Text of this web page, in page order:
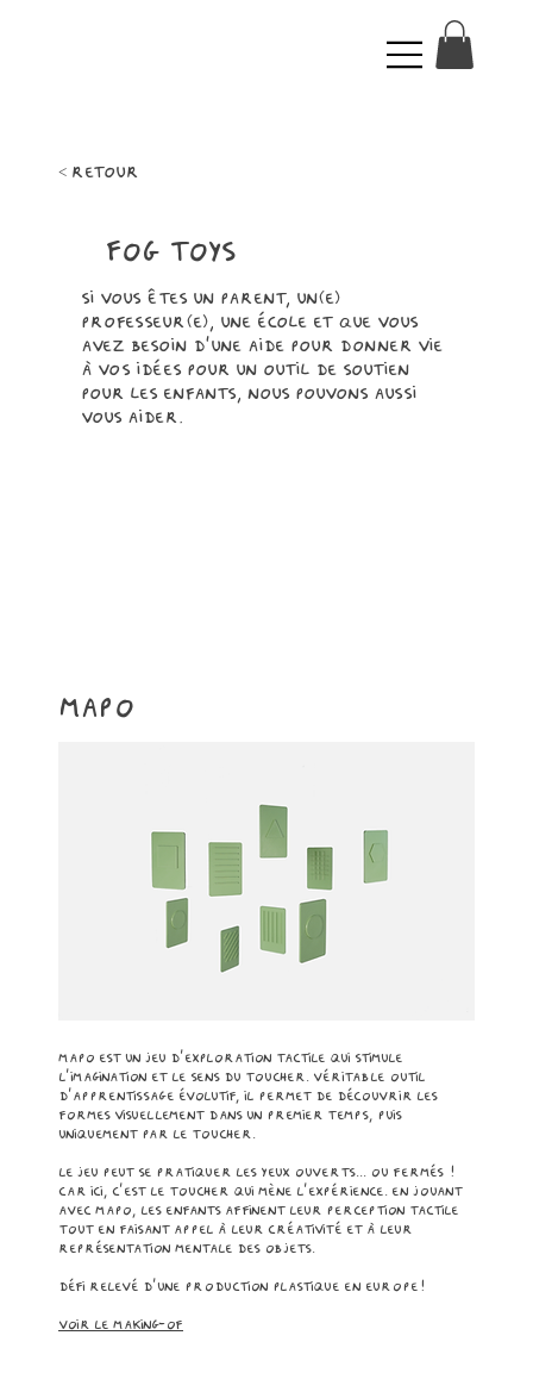
Fog toys
Si vous êtes un parent, un(e)
professeur(e), une école et que vous
avez besoin d'une aide pour donner vie
à vos idées pour un outil de soutien
pour les enfants, nous pouvons aussi
vous aider.
< retour
mapo est un jeu d'exploration tactile qui stimule
l'imagination et le sens du toucher. véritable outil
d'apprentissage évolutif, il permet de découvrir les
formes visuellement dans un premier temps, puis
uniquement par le toucher.
le jeu peut se pratiquer les yeux ouverts... ou fermés !
car ici, c'est le toucher qui mène l'expérience. en jouant
avec mapo, les enfants affinent leur perception tactile
tout en faisant appel à leur créativité et à leur
représentation mentale des objets.
défi relevé d'une production plastique en europe!
​Voir le making-of
Mapo